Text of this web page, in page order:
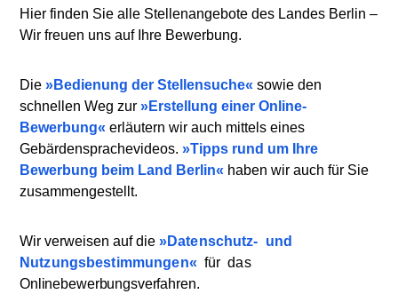
Hier finden Sie alle Stellenangebote des Landes Berlin –
Wir freuen uns auf Ihre Bewerbung.
Die Bedienung der Stellensuche
sowie den
schnellen Weg zur
Erstellung einer Online-
Bewerbung
erläutern wir auch mittels eines
Gebärdensprachevideos.
Tipps rund um Ihre
Bewerbung beim Land Berlin
haben wir auch für Sie
zusammengestellt.
Wir verweisen auf die Datenschutz- und
Nutzungsbestimmungen
für das
Onlinebewerbungsverfahren.